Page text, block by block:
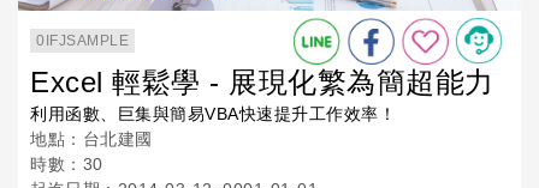
0IFJSAMPLE
Excel 輕鬆學 - 展現化繁為簡超能力
利用函數、巨集與簡易VBA快速提升工作效率！
地點：台北建國
時數：30